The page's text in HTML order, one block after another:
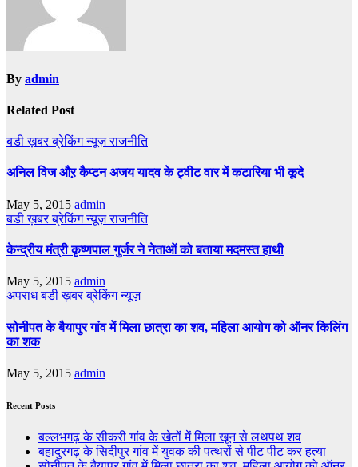
By admin
Related Post
बडी ख़बरब्रेकिंग न्यूज़राजनीति
अनिल विज औऱ कैप्टन अजय यादव के ट्वीट वार में कटारिया भी कूदे
May 5, 2015 admin
बडी ख़बरब्रेकिंग न्यूज़राजनीति
केन्द्रीय मंत्री कृष्णपाल गुर्जर ने नेताओं को बताया मदमस्त हाथी
May 5, 2015 admin
अपराधबडी ख़बरब्रेकिंग न्यूज़
सोनीपत के बैयापुर गांव में मिला छात्रा का शव, महिला आयोग को ऑनर किलिंग
का शक
May 5, 2015 admin
Recent Posts
बल्लभगढ़ के सीकरी गांव के खेतों में मिला खून से लथपथ शव
बहादुरगढ़ के सिदीपुर गांव में युवक की पत्थरों से पीट पीट कर हत्या